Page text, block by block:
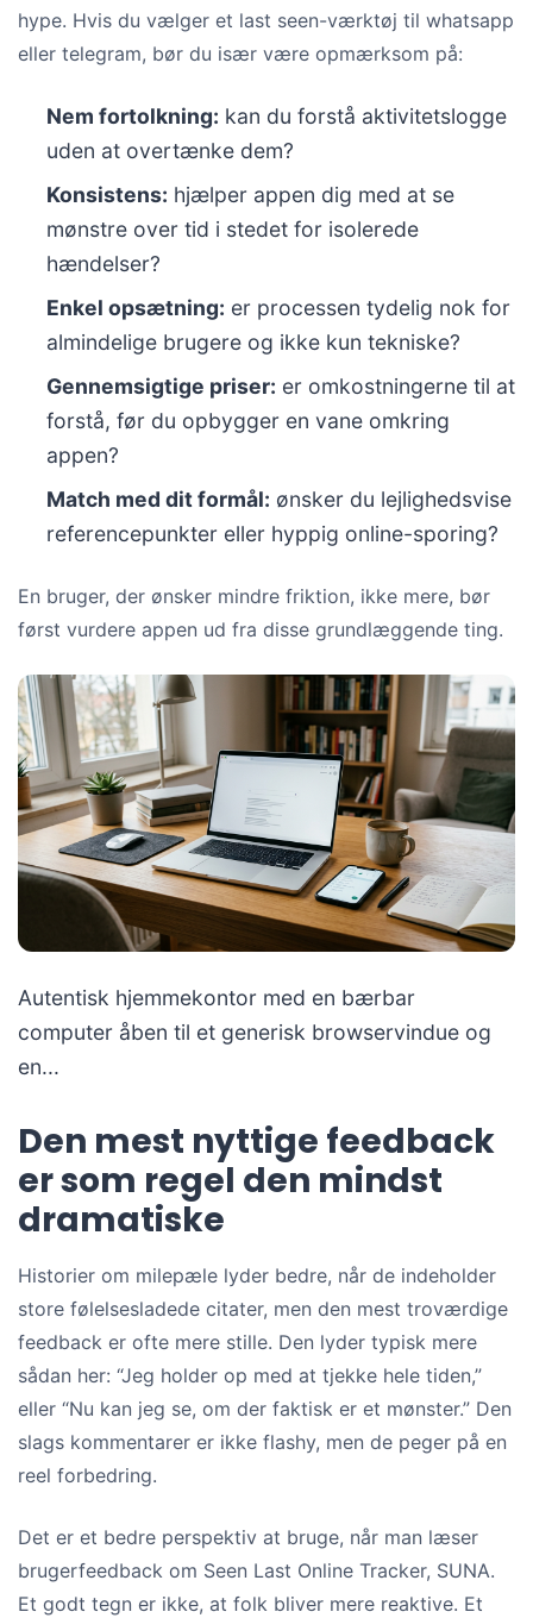
hype. Hvis du vælger et last seen-værktøj til whatsapp
eller telegram, bør du især være opmærksom på:
Nem fortolkning: kan du forstå aktivitetslogge
uden at overtænke dem?
Konsistens: hjælper appen dig med at se
mønstre over tid i stedet for isolerede
hændelser?
Enkel opsætning: er processen tydelig nok for
almindelige brugere og ikke kun tekniske?
Gennemsigtige priser: er omkostningerne til at
forstå, før du opbygger en vane omkring
appen?
Match med dit formål: ønsker du lejlighedsvise
referencepunkter eller hyppig online-sporing?
En bruger, der ønsker mindre friktion, ikke mere, bør
først vurdere appen ud fra disse grundlæggende ting.
Autentisk hjemmekontor med en bærbar
computer åben til et generisk browservindue og
en...
Den mest nyttige feedback
er som regel den mindst
dramatiske
Historier om milepæle lyder bedre, når de indeholder
store følelsesladede citater, men den mest troværdige
feedback er ofte mere stille. Den lyder typisk mere
sådan her: “Jeg holder op med at tjekke hele tiden,”
eller “Nu kan jeg se, om der faktisk er et mønster.” Den
slags kommentarer er ikke flashy, men de peger på en
reel forbedring.
Det er et bedre perspektiv at bruge, når man læser
brugerfeedback om Seen Last Online Tracker, SUNA.
Et godt tegn er ikke, at folk bliver mere reaktive. Et